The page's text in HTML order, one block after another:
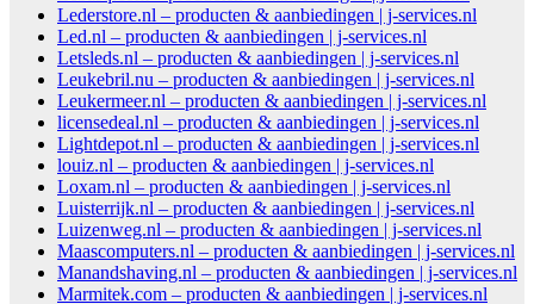
Lederstore.nl – producten & aanbiedingen | j-services.nl
Led.nl – producten & aanbiedingen | j-services.nl
Letsleds.nl – producten & aanbiedingen | j-services.nl
Leukebril.nu – producten & aanbiedingen | j-services.nl
Leukermeer.nl – producten & aanbiedingen | j-services.nl
licensedeal.nl – producten & aanbiedingen | j-services.nl
Lightdepot.nl – producten & aanbiedingen | j-services.nl
louiz.nl – producten & aanbiedingen | j-services.nl
Loxam.nl – producten & aanbiedingen | j-services.nl
Luisterrijk.nl – producten & aanbiedingen | j-services.nl
Luizenweg.nl – producten & aanbiedingen | j-services.nl
Maascomputers.nl – producten & aanbiedingen | j-services.nl
Manandshaving.nl – producten & aanbiedingen | j-services.nl
Marmitek.com – producten & aanbiedingen | j-services.nl